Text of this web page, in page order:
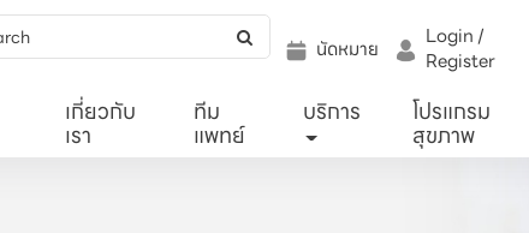
นัดหมาย
Login /
Register
เกี่ยวกับ
เรา
ทีม
แพทย์
บริการ โปรแกรม
สุขภาพ